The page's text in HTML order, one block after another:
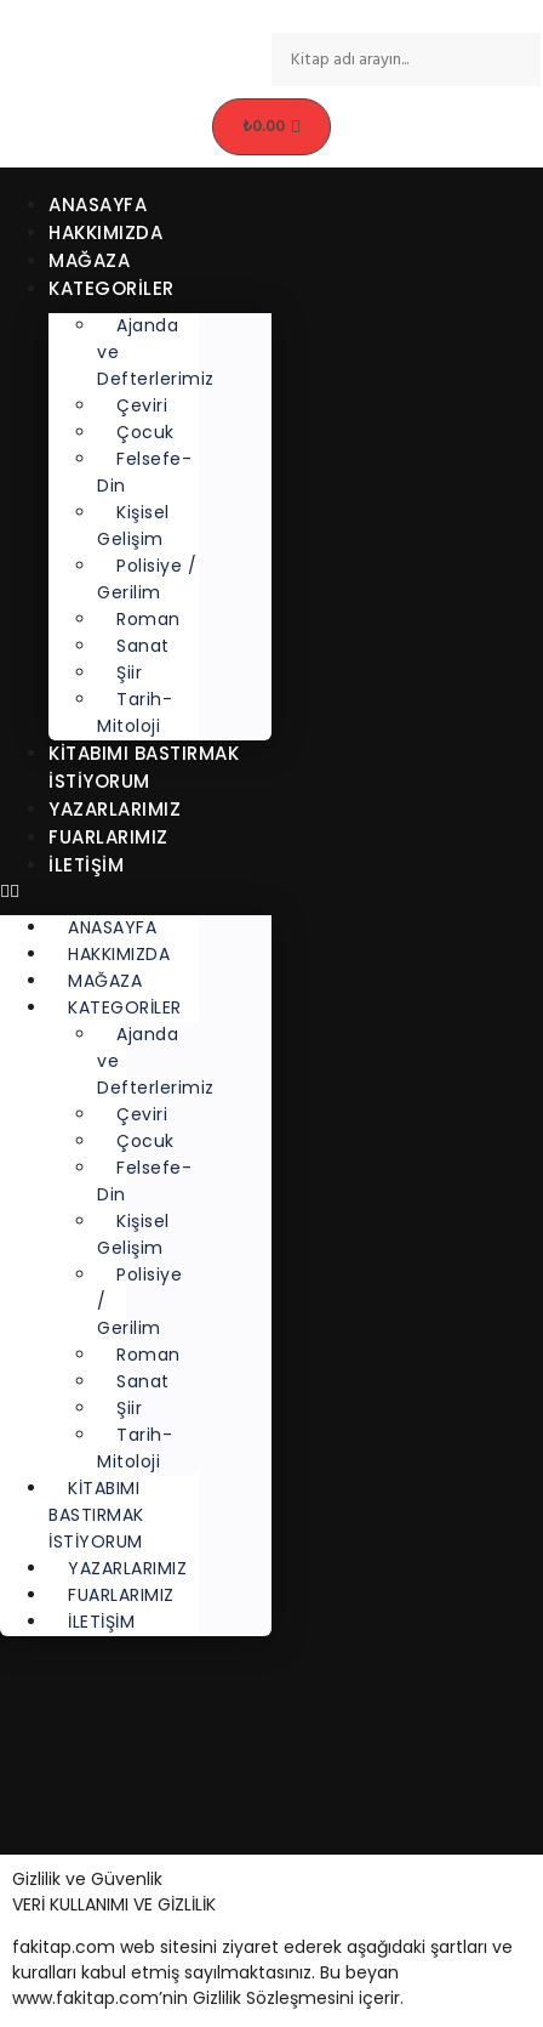
₺0.00
ANASAYFA
HAKKIMIZDA
MAĞAZA
KATEGORİLER
Ajanda
ve
Defterlerimiz
Çeviri
Çocuk
Felsefe-
Din
Kişisel
Gelişim
Polisiye /
Gerilim
Roman
Sanat
Şiir
Tarih-
Mitoloji
KITABIMI BASTIRMAK
İSTIYORUM
YAZARLARIMIZ
FUARLARIMIZ
İLETİŞİM
ANASAYFA
HAKKIMIZDA
MAĞAZA
KATEGORİLER
Ajanda
ve
Defterlerimiz
Çeviri
Çocuk
Felsefe-
Din
Kişisel
Gelişim
Polisiye
/
Gerilim
Roman
Sanat
Şiir
Tarih-
Mitoloji
KITABIMI
BASTIRMAK
İSTIYORUM
YAZARLARIMIZ
FUARLARIMIZ
İLETİŞİM
Gizlilik ve Güvenlik
VERİ KULLANIMI VE GİZLİLİK
fakitap.com web sitesini ziyaret ederek aşağıdaki şartları ve
kuralları kabul etmiş sayılmaktasınız. Bu beyan
www.fakitap.com’nin Gizlilik Sözleşmesini içerir.